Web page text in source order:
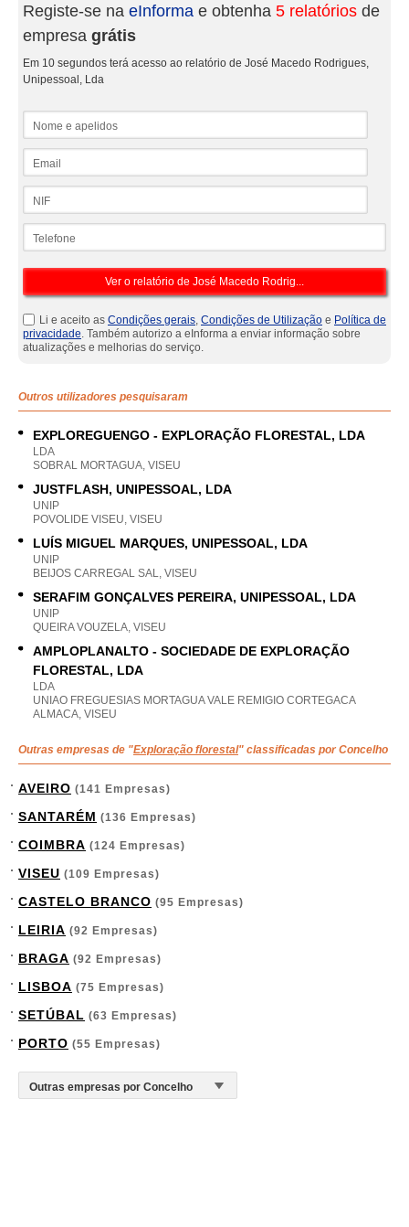
Registe-se na eInforma e obtenha 5 relatórios de
empresa grátis
Em 10 segundos terá acesso ao relatório de José Macedo Rodrigues,
Unipessoal, Lda
Li e aceito as Condições gerais, Condições de Utilização e Política de
privacidade. Também autorizo a eInforma a enviar informação sobre
atualizações e melhorias do serviço.
Outros utilizadores pesquisaram
EXPLOREGUENGO - EXPLORAÇÃO FLORESTAL, LDA
LDA
SOBRAL MORTAGUA, VISEU
JUSTFLASH, UNIPESSOAL, LDA
UNIP
POVOLIDE VISEU, VISEU
LUÍS MIGUEL MARQUES, UNIPESSOAL, LDA
UNIP
BEIJOS CARREGAL SAL, VISEU
SERAFIM GONÇALVES PEREIRA, UNIPESSOAL, LDA
UNIP
QUEIRA VOUZELA, VISEU
AMPLOPLANALTO - SOCIEDADE DE EXPLORAÇÃO
FLORESTAL, LDA
LDA
UNIAO FREGUESIAS MORTAGUA VALE REMIGIO CORTEGACA
ALMACA, VISEU
Outras empresas de "Exploração florestal" classificadas por Concelho
AVEIRO (141 Empresas)
SANTARÉM (136 Empresas)
COIMBRA (124 Empresas)
VISEU (109 Empresas)
CASTELO BRANCO (95 Empresas)
LEIRIA (92 Empresas)
BRAGA (92 Empresas)
LISBOA (75 Empresas)
SETÚBAL (63 Empresas)
PORTO (55 Empresas)